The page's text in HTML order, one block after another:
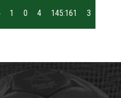
1 0 4 145:161 3